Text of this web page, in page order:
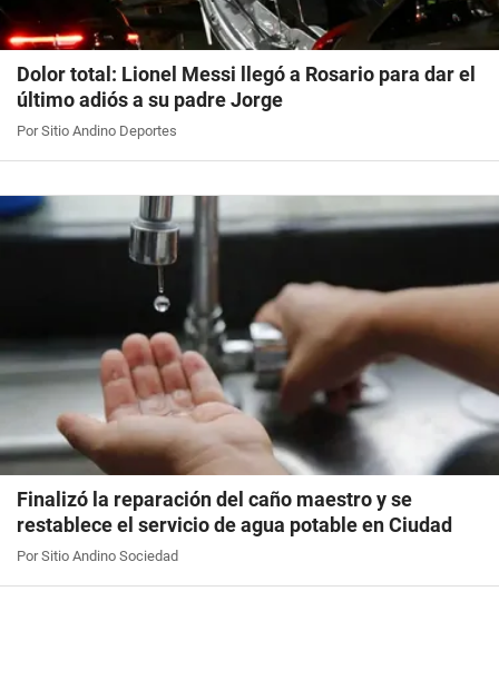
Dolor total: Lionel Messi llegó a Rosario para dar el
último adiós a su padre Jorge
Por Sitio Andino Deportes
Finalizó la reparación del caño maestro y se
restablece el servicio de agua potable en Ciudad
Por Sitio Andino Sociedad